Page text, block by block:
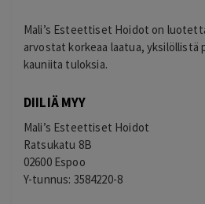
Mali’s Esteettiset Hoidot on
arvostat korkeaa laatua, yksilöllistä
kauniita tuloksia.
DIILIÄ MYY
Mali’s Esteettiset Hoidot
Ratsukatu 8B
02600 Espoo
Y-tunnus: 3584220-8